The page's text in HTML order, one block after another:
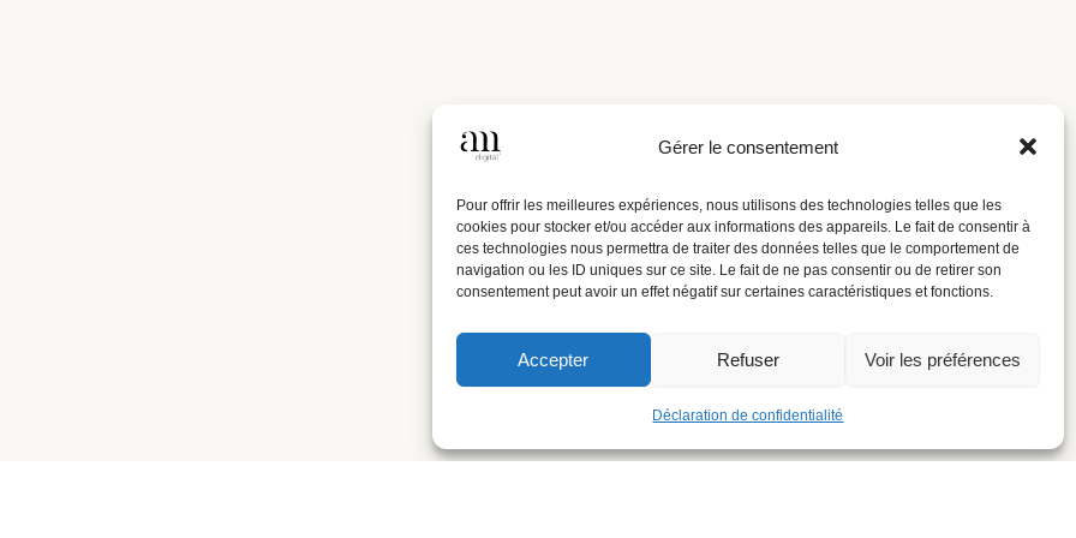
Gérer le consentement
Pour offrir les meilleures expériences, nous utilisons des technologies telles que les
cookies pour stocker et/ou accéder aux informations des appareils. Le fait de consentir à
ces technologies nous permettra de traiter des données telles que le comportement de
navigation ou les ID uniques sur ce site. Le fait de ne pas consentir ou de retirer son
consentement peut avoir un effet négatif sur certaines caractéristiques et fonctions.
Accepter Refuser Voir les préférences
Déclaration de confidentialité